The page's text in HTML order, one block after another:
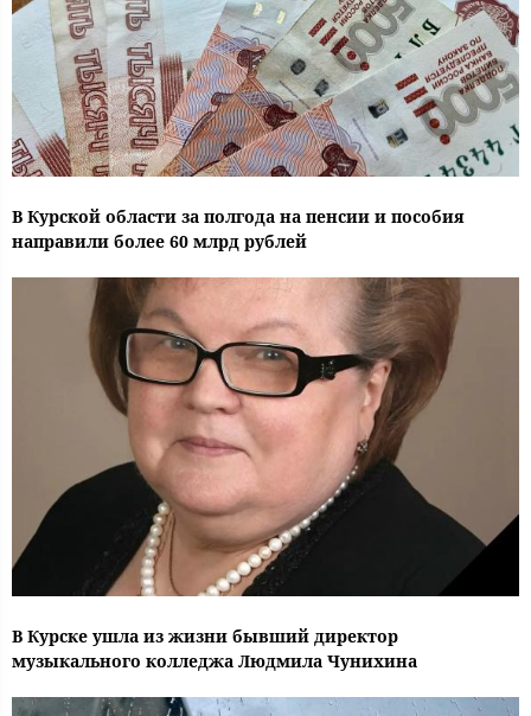
В Курской области за полгода на пенсии и пособия
направили более 60 млрд рублей
В Курске ушла из жизни бывший директор
музыкального колледжа Людмила Чунихина